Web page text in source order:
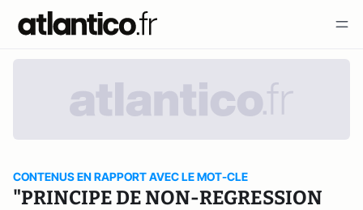
CONTENUS EN RAPPORT AVEC LE MOT-CLE
"PRINCIPE DE NON-REGRESSION